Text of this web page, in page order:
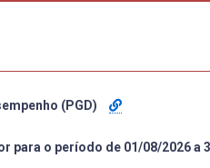
(PGD)
para o período de 01/08/2026 a